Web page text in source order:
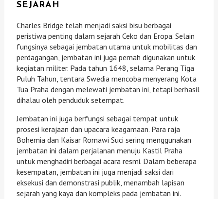
SEJARAH
Charles Bridge telah menjadi saksi bisu berbagai
peristiwa penting dalam sejarah Ceko dan Eropa. Selain
fungsinya sebagai jembatan utama untuk mobilitas dan
perdagangan, jembatan ini juga pernah digunakan untuk
kegiatan militer. Pada tahun 1648, selama Perang Tiga
Puluh Tahun, tentara Swedia mencoba menyerang Kota
Tua Praha dengan melewati jembatan ini, tetapi berhasil
dihalau oleh penduduk setempat.
Jembatan ini juga berfungsi sebagai tempat untuk
prosesi kerajaan dan upacara keagamaan. Para raja
Bohemia dan Kaisar Romawi Suci sering menggunakan
jembatan ini dalam perjalanan menuju Kastil Praha
untuk menghadiri berbagai acara resmi. Dalam beberapa
kesempatan, jembatan ini juga menjadi saksi dari
eksekusi dan demonstrasi publik, menambah lapisan
sejarah yang kaya dan kompleks pada jembatan ini.